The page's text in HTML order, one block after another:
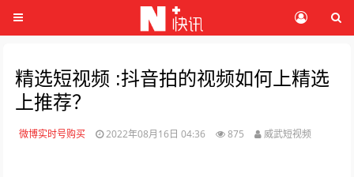
精选短视频 :抖音拍的视频如何上精选
上推荐？
微博实时号购买 2022年08月16日 04:36 875 威武短视频